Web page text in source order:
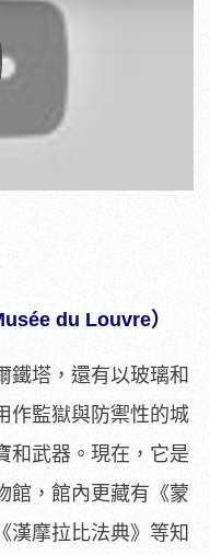
du Louvre）
鐵塔，還有以玻璃和
作監獄與防禦性的城
和武器。現在，它是
館，館內更藏有《蒙
漢摩拉比法典》等知